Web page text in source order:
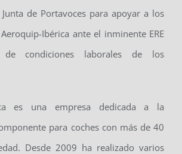
de Portavoces para apoyar a los
Ibérica ante el inminente ERE
condiciones laborales de los
es una empresa dedicada a la
para coches con más de 40
Desde 2009 ha realizado varios